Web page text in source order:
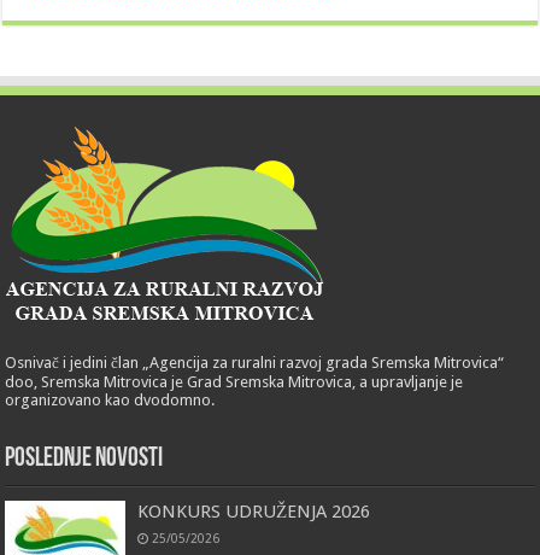
Osnivač i jedini član „Agencija za ruralni razvoj grada Sremska Mitrovica“
doo, Sremska Mitrovica je Grad Sremska Mitrovica, a upravljanje je
organizovano kao dvodomno.
POSLEDNJE NOVOSTI
KONKURS UDRUŽENJA 2026
25/05/2026